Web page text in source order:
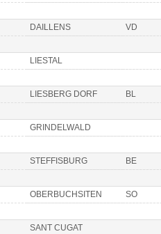
DAILLENS VD
LIESTAL
LIESBERG DORF BL
GRINDELWALD
STEFFISBURG BE
OBERBUCHSITEN SO
SANT CUGAT